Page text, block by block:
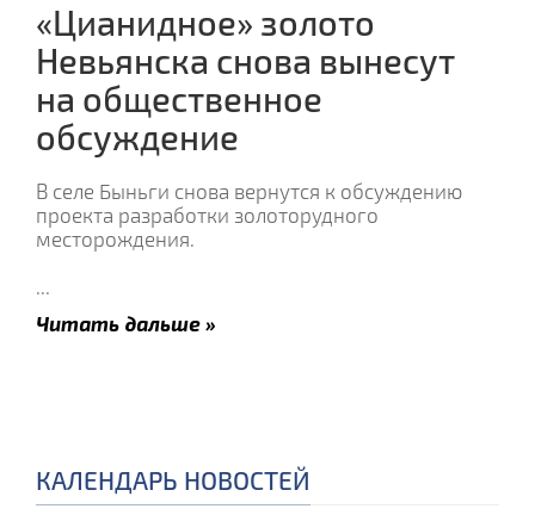
«Цианидное» золото
Невьянска снова вынесут
на общественное
обсуждение
В селе Быньги снова вернутся к обсуждению
проекта разработки золоторудного
месторождения.
...
Читать дальше »
КАЛЕНДАРЬ НОВОСТЕЙ